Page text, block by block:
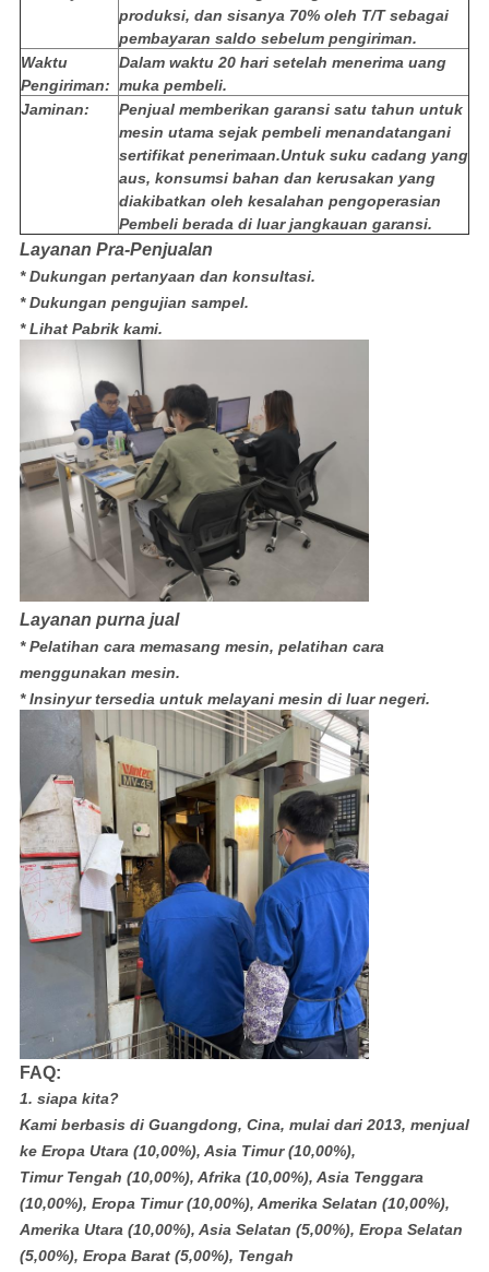
produksi, dan sisanya 70% oleh T/T sebagai
pembayaran saldo sebelum pengiriman.
Waktu
Pengiriman:
Dalam waktu 20 hari setelah menerima uang
muka pembeli.
Jaminan:
Penjual memberikan garansi satu tahun untuk
mesin utama sejak pembeli menandatangani
sertifikat penerimaan.Untuk suku cadang yang
aus, konsumsi bahan dan kerusakan yang
diakibatkan oleh kesalahan pengoperasian
Pembeli berada di luar jangkauan garansi.
Layanan Pra-Penjualan
* Dukungan pertanyaan dan konsultasi.
* Dukungan pengujian sampel.
* Lihat Pabrik kami.
Layanan purna jual
* Pelatihan cara memasang mesin, pelatihan cara
menggunakan mesin.
* Insinyur tersedia untuk melayani mesin di luar negeri.
FAQ:
1. siapa kita?
Kami berbasis di Guangdong, Cina, mulai dari 2013, menjual
ke Eropa Utara (10,00%), Asia Timur (10,00%),
Timur Tengah (10,00%), Afrika (10,00%), Asia Tenggara
(10,00%), Eropa Timur (10,00%), Amerika Selatan (10,00%),
Amerika Utara (10,00%), Asia Selatan (5,00%), Eropa Selatan
(5,00%), Eropa Barat (5,00%), Tengah